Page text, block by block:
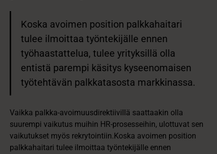
Koska avoimen position palkkahaitari
tulee ilmoittaa työntekijälle ennen
työhaastattelua, tulee yrityksillä olla
entistä parempi käsitys kyseenomaisen
työtehtävän palkkatasosta markkinassa.
Vaikka palkka-avoimuusdirektiivillä saattaakin olla
suurempi vaikutus muihin HR-prosesseihin, ulottuvat sen
vaikutukset myös rekrytointiin.Koska avoimen position
palkkahaitari tulee ilmoittaa työntekijälle ennen